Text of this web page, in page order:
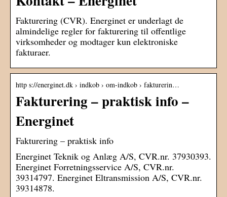
Fakturering (CVR). Energinet er underlagt de
almindelige regler for fakturering til offentlige
virksomheder og modtager kun elektroniske
fakturaer.
http s://energinet.dk › indkob › om-indkob › fakturerin…
Fakturering – praktisk info –
Energinet
Fakturering – praktisk info
Energinet Teknik og Anlæg A/S, CVR.nr. 37930393.
Energinet Forretningsservice A/S, CVR.nr.
39314797. Energinet Eltransmission A/S, CVR.nr.
39314878.